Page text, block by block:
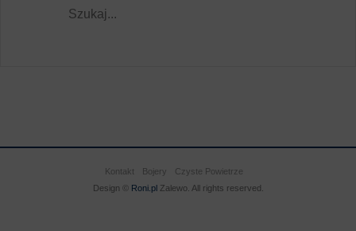
Kontakt Bojery
Czyste Powietrze
Design © Roni.plZalewo. All rights reserved.